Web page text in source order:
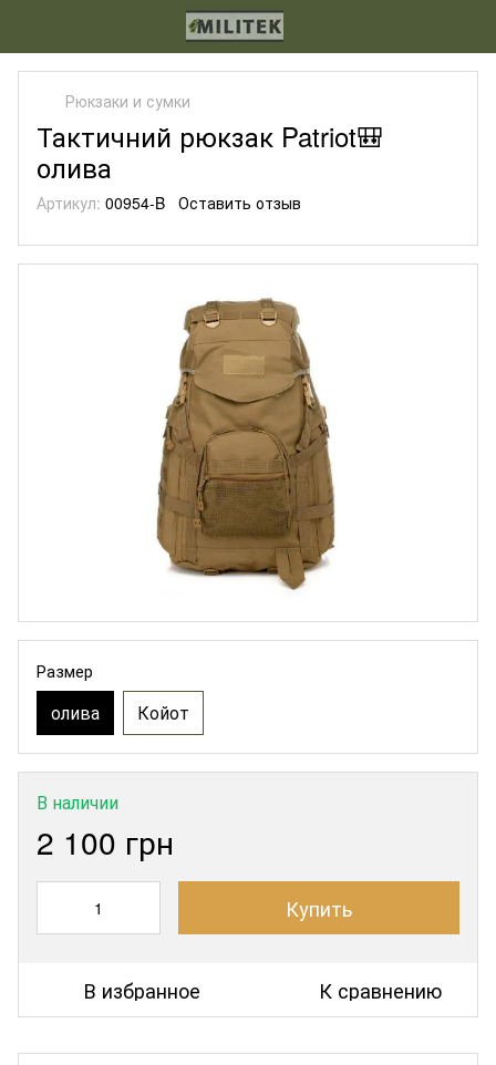
Рюкзаки и сумки
Тактичний рюкзак Patriot🎒
олива
Артикул: 00954-B Оставить отзыв
Размер
олива Койот
В наличии
2 100 грн
Купить
В избранное К сравнению